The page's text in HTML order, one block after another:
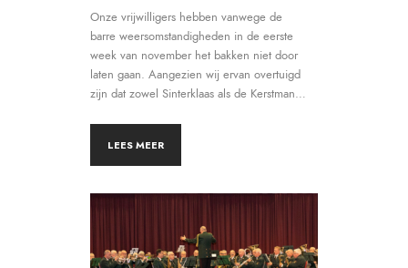
Onze vrijwilligers hebben vanwege de
barre weersomstandigheden in de eerste
week van november het bakken niet door
laten gaan. Aangezien wij ervan overtuigd
zijn dat zowel Sinterklaas als de Kerstman…
LEES MEER